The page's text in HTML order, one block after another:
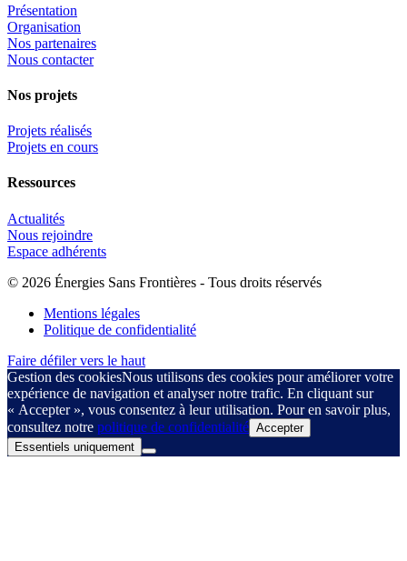
Présentation
Organisation
Nos partenaires
Nous contacter
Nos projets
Projets réalisés
Projets en cours
Ressources
Actualités
Nous rejoindre
Espace adhérents
© 2026 Énergies Sans Frontières - Tous droits réservés
Mentions légales
Politique de confidentialité
Faire défiler vers le haut
Gestion des cookiesNous utilisons des cookies pour améliorer votre
expérience de navigation et analyser notre trafic. En cliquant sur
« Accepter », vous consentez à leur utilisation. Pour en savoir plus,
consultez notre politique de confidentialité Accepter
Essentiels uniquement